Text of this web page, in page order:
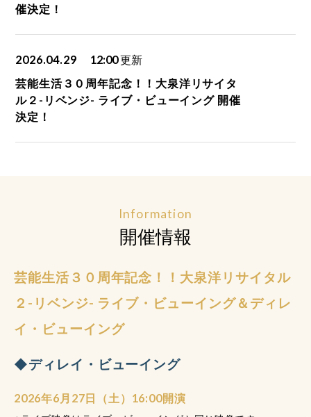
催決定！
2026.04.29 12:00更新
芸能生活３０周年記念！！大泉洋リサイタ
ル２-リベンジ- ライブ・ビューイング 開催
決定！
Information
開催情報
芸能生活３０周年記念！！大泉洋リサイタル
２-リベンジ- ライブ・ビューイング＆ディレ
イ・ビューイング
◆ディレイ・ビューイング
2026年6月27日（土）16:00開演